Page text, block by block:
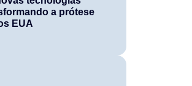
a prótese
EUA